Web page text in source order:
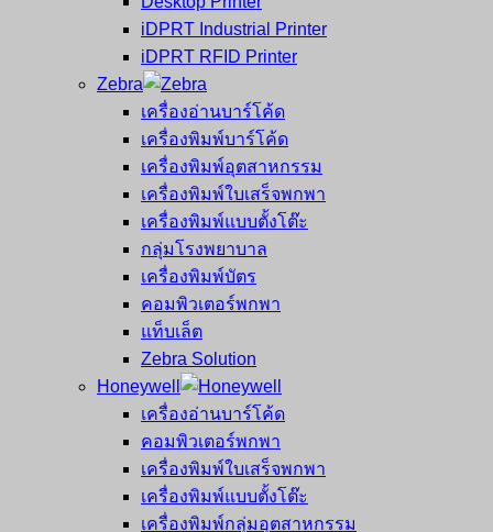
iDPRT Industrial Printer
iDPRT RFID Printer
Zebra
เครื่องอ่านบาร์โค้ด
เครื่องพิมพ์บาร์โค้ด
เครื่องพิมพ์อุตสาหกรรม
เครื่องพิมพ์ใบเสร็จพกพา
เครื่องพิมพ์แบบตั้งโต๊ะ
กลุ่มโรงพยาบาล
เครื่องพิมพ์บัตร
คอมพิวเตอร์พกพา
แท็บเล็ต
Zebra Solution
Honeywell
เครื่องอ่านบาร์โค้ด
คอมพิวเตอร์พกพา
เครื่องพิมพ์ใบเสร็จพกพา
เครื่องพิมพ์แบบตั้งโต๊ะ
เครื่องพิมพ์กลุ่มอุตสาหกรรม